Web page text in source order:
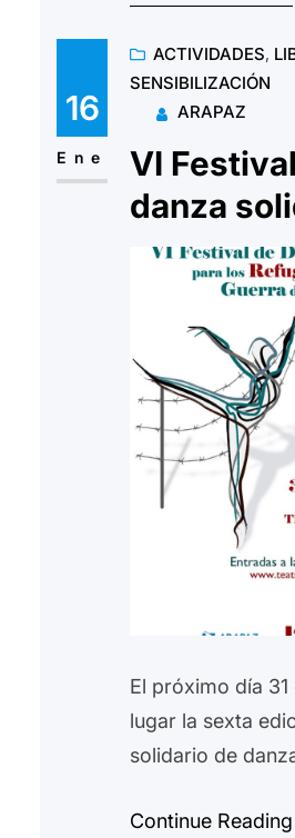
años y su
los propios
empeorando en
geométrica. La
año y…
16
Ene
ACTIVIDADES,
SENSIBILIZACIÓN
ARAPAZ
VI
danza
El próximo día
lugar la sexta
solidario de
Estudio 12. El
Continue Reading